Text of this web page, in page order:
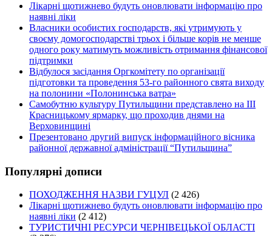
Лікарні щотижнево будуть оновлювати інформацію про
наявні ліки
Власники особистих господарств, які утримують у
своєму домогосподарстві трьох і більше корів не менше
одного року матимуть можливість отримання фінансової
підтримки
Відбулося засідання Оргкомітету по організації
підготовки та проведення 53-го районного свята виходу
на полонини «Полонинська ватра»
Самобутню культуру Путильщини представлено на ІІІ
Красницькому ярмарку, що проходив днями на
Верховинщині
Презентовано другий випуск інформаційного вісника
районної державної адміністрації “Путильщина”
Популярні дописи
ПОХОДЖЕННЯ НАЗВИ ГУЦУЛ (2 426)
Лікарні щотижнево будуть оновлювати інформацію про
наявні ліки (2 412)
ТУРИСТИЧНІ РЕСУРСИ ЧЕРНІВЕЦЬКОЇ ОБЛАСТІ